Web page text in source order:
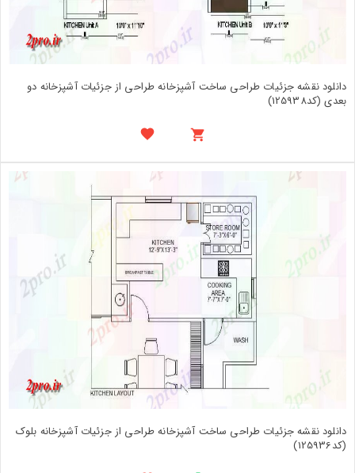
دانلود نقشه جزئیات طراحی ساخت آشپزخانه طراحی از جزئیات آشپزخانه دو
بعدی (کد125938)
دانلود نقشه جزئیات طراحی ساخت آشپزخانه طراحی از جزئیات آشپزخانه بلوک
(کد125936)